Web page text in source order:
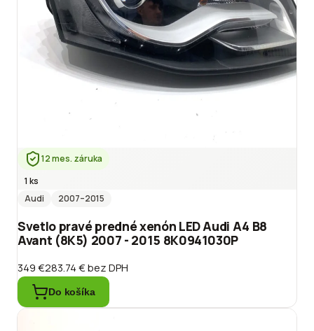
12 mes. záruka
1 ks
Audi
2007–2015
Svetlo pravé predné xenón LED Audi A4 B8
Avant (8K5) 2007 - 2015 8K0941030P
349 €283.74 €bez DPH
Do košíka